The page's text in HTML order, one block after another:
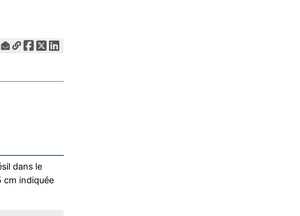
dans le
cm indiquée